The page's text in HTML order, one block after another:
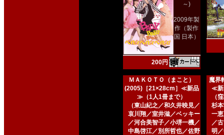
～)
2009年製
作（製作
国 日本）
200円
ＭＡＫＯＴＯ（まこと）
(2005)［21×28cm］≪新品
≫（1人1冊まで）
（東山紀之／和久井映見／
哀川翔／室井滋／ベッキー
／河合美智子／小堺一機／
中島啓江／別所哲也／佐野
魔界
≪新
（
杉
一
／
明